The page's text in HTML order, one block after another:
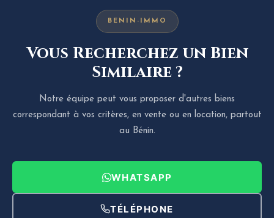
BENIN-IMMO
Vous Recherchez un Bien
Similaire ?
Notre équipe peut vous proposer d'autres biens
correspondant à vos critères, en vente ou en location, partout
au Bénin.
WHATSAPP
TÉLÉPHONE